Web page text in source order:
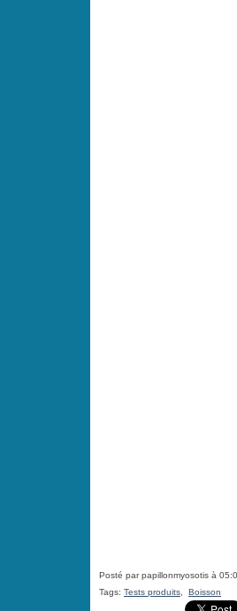
Posté par papillonmyosotis à
Tags: Tests produits Boisson